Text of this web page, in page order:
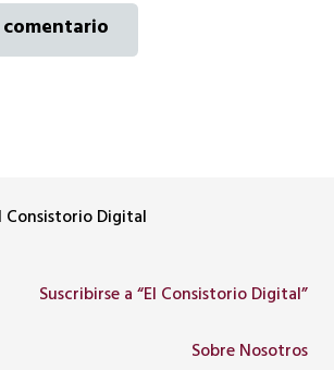
Digital
Suscribirse a “El Consistorio Digital”
Sobre Nosotros